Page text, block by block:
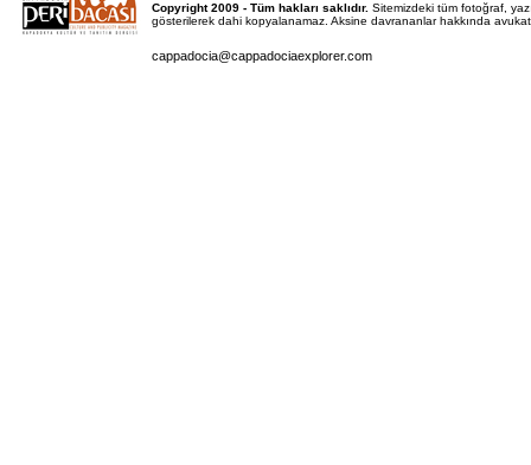
Copyright 2009 - Tüm hakları saklıdır. Sitemizdeki tüm fotoğraf,
gösterilerek dahi kopyalanamaz. Aksine davrananlar hakkında
cappadocia@cappadociaexplorer.com